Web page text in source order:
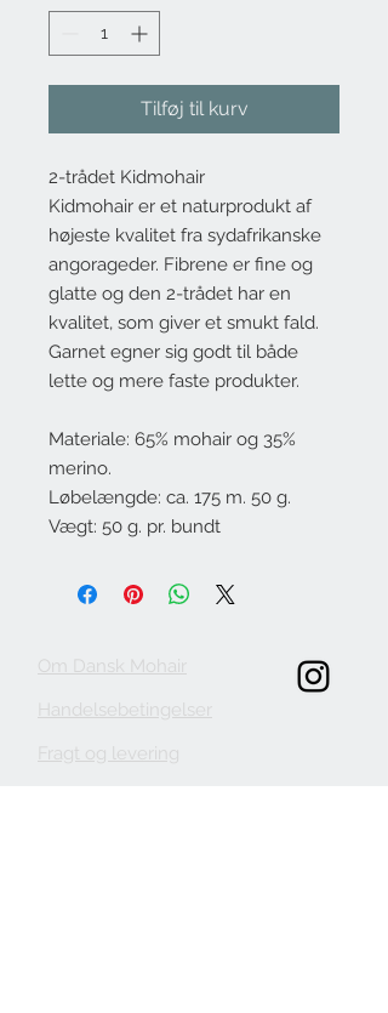
Tilføj til kurv
2-trådet Kidmohair
Kidmohair er et naturprodukt af
højeste kvalitet fra sydafrikanske
angorageder. Fibrene er fine og
glatte og den 2-trådet har en
kvalitet, som giver et smukt fald.
Garnet egner sig godt til både
lette og mere faste produkter.
Materiale: 65% mohair og 35%
merino.
Løbelængde: ca. 175 m. 50 g.
Vægt: 50 g. pr. bundt
Om Dansk Mohair
Handelsebetingelser
Fragt og levering